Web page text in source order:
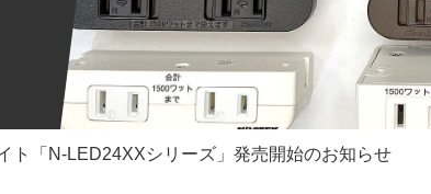
ト「N-LED24XXシリーズ」発売開始のお知らせ